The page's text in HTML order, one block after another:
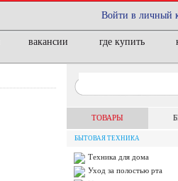
Войти в личный
вакансии где купить
ТОВАРЫ
БЫТОВАЯ ТЕХНИКА
Техника для дома
Уход за полостью рта